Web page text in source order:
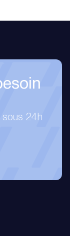
24h